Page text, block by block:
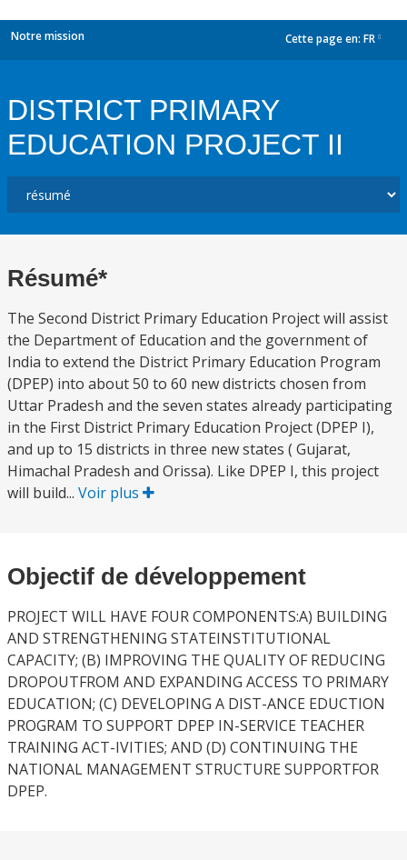
Notre mission Cette page en: FR
DISTRICT PRIMARY
EDUCATION PROJECT II
Résumé*
The Second District Primary Education Project will assist
the Department of Education and the government of
India to extend the District Primary Education Program
(DPEP) into about 50 to 60 new districts chosen from
Uttar Pradesh and the seven states already participating
in the First District Primary Education Project (DPEP I),
and up to 15 districts in three new states ( Gujarat,
Himachal Pradesh and Orissa). Like DPEP I, this project
will build... Voir plus
Objectif de développement
PROJECT WILL HAVE FOUR COMPONENTS:A) BUILDING
AND STRENGTHENING STATEINSTITUTIONAL
CAPACITY; (B) IMPROVING THE QUALITY OF REDUCING
DROPOUTFROM AND EXPANDING ACCESS TO PRIMARY
EDUCATION; (C) DEVELOPING A DIST-ANCE EDUCTION
PROGRAM TO SUPPORT DPEP IN-SERVICE TEACHER
TRAINING ACT-IVITIES; AND (D) CONTINUING THE
NATIONAL MANAGEMENT STRUCTURE SUPPORTFOR
DPEP.